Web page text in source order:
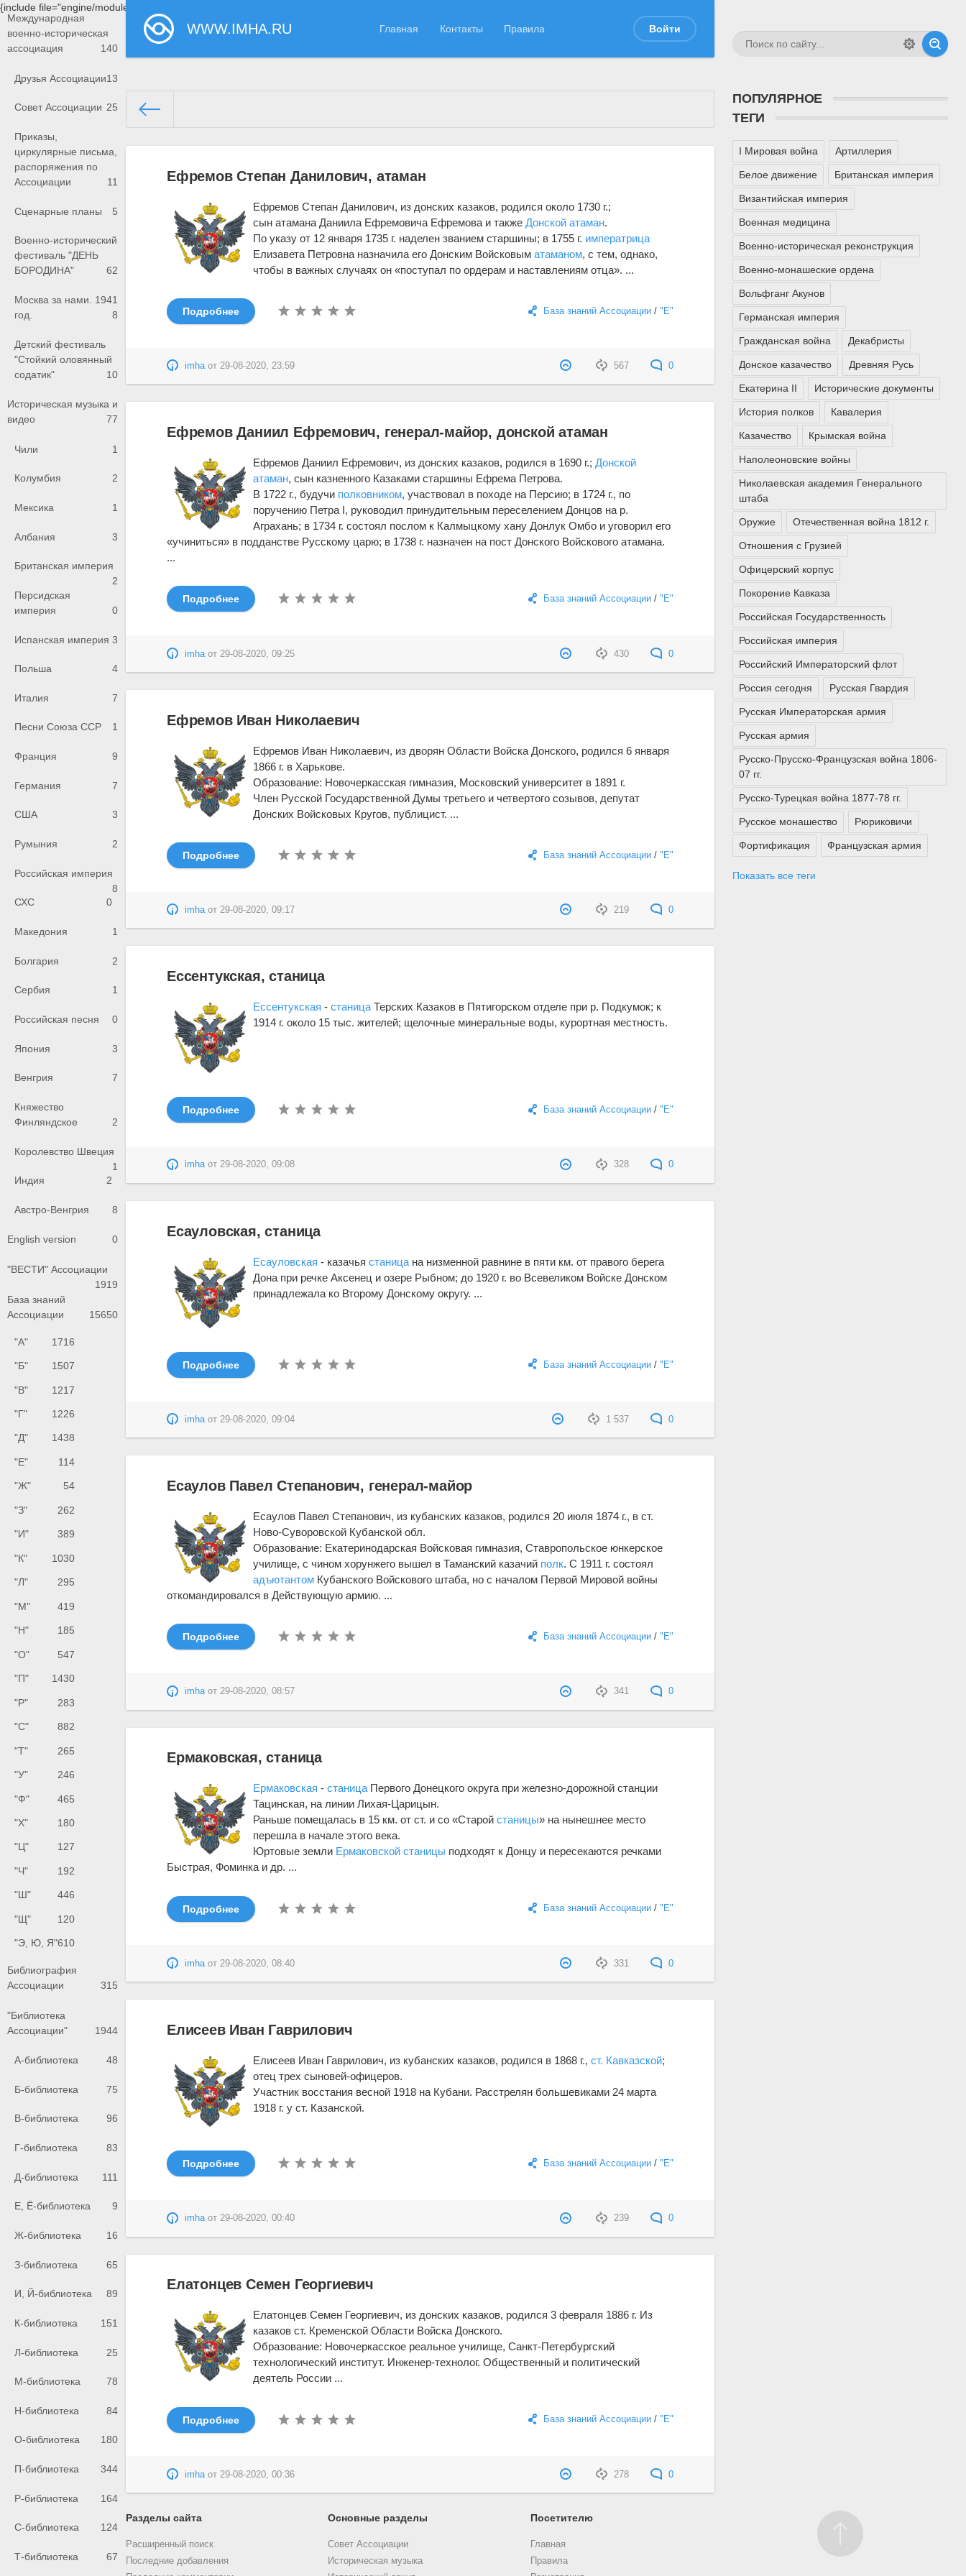
{include file="engine/modules/saperu/head.php"}
WWW.IMHA.RU Главная Контакты Правила Войти
Международная
военно-историческая
ассоциация
140
Друзья Ассоциации13
Совет Ассоциации 25
Приказы,
циркулярные письма,
распоряжения по
Ассоциации
11
Сценарные планы 5
Военно-исторический
фестиваль "ДЕНЬ
БОРОДИНА"
62
Москва за нами. 1941
год.
8
Детский фестиваль
"Стойкий оловянный
содатик"
10
Историческая музыка и
видео
77
Чили 1
Колумбия 2
Мексика 1
Албания 3
Британская империя
2
Персидская
империя
0
Испанская империя 3
Польша 4
Италия 7
Песни Союза ССР 1
Франция 9
Германия 7
США 3
Румыния 2
Российская империя
8
СХС
0
Македония 1
Болгария 2
Сербия 1
Российская песня 0
Япония 3
Венгрия 7
Княжество
Финляндское
2
Королевство Швеция
1
Индия
2
Австро-Венгрия 8
English version 0
"ВЕСТИ" Ассоциации
1919
База знаний
Ассоциации
15650
"А" 1716
"Б" 1507
"В" 1217
"Г" 1226
"Д" 1438
"Е" 114
"Ж" 54
"З" 262
"И" 389
"К" 1030
"Л" 295
"М" 419
"Н" 185
"О" 547
"П" 1430
"Р" 283
"С" 882
"Т" 265
"У" 246
"Ф" 465
"Х" 180
"Ц" 127
"Ч" 192
"Ш" 446
"Щ" 120
"Э, Ю, Я"610
Библиография
Ассоциации
315
"Библиотека
Ассоциации"
1944
А-библиотека 48
Б-библиотека 75
В-библиотека 96
Г-библиотека 83
Д-библиотека 111
Е, Ё-библиотека 9
Ж-библиотека 16
З-библиотека 65
И, Й-библиотека 89
К-библиотека 151
Л-библиотека 25
М-библиотека 78
Н-библиотека 84
О-библиотека 180
П-библиотека 344
Р-библиотека 164
С-библиотека 124
Т-библиотека 67
www.imha.ru/» Материалы за 29.08.2020
Ефремов Степан Данилович, атаман
Ефремов Степан Данилович, из донских казаков, родился около 1730 г.;
сын атамана Даниила Ефремовича Ефремова и такжеДонской атаман.
По указу от 12 января 1735 г. наделен званием старшины; в 1755 г. императрица
Елизавета Петровна назначила его Донским Войсковыматаманом, с тем, однако,
чтобы в важных случаях он «поступал по ордерам и наставлениям отца». ...
База знаний Ассоциации/ "Е"
Подробнее
567 0
imhaот29-08-2020, 23:59
Ефремов Даниил Ефремович, генерал-майор, донской атаман
Ефремов Даниил Ефремович, из донских казаков, родился в 1690 г.;Донской
атаман, сын казненного Казаками старшины Ефрема Петрова.
В 1722 г., будучи полковником, участвовал в походе на Персию; в 1724 г., по
поручению Петра I, руководил принудительным переселением Донцов на р.
Аграхань; в 1734 г. состоял послом к Калмыцкому хану Донлук Омбо и уговорил его
«учиниться» в подданстве Русскому царю; в 1738 г. назначен на пост Донского Войскового атамана.
...
База знаний Ассоциации/ "Е"
Подробнее
430 0
imha от 29-08-2020, 09:25
Ефремов Иван Николаевич
Ефремов Иван Николаевич, из дворян Области Войска Донского, родился 6 января
1866 г. в Харькове.
Образование: Новочеркасская гимназия, Московский университет в 1891 г.
Член Русской Государственной Думы третьего и четвертого созывов, депутат
Донских Войсковых Кругов, публицист. ...
База знаний Ассоциации/ "Е"
Подробнее
219 0
imhaот29-08-2020, 09:17
Ессентукская, станица
Ессентукская -станица Терских Казаков в Пятигорском отделе при р. Подкумок; к
1914 г. около 15 тыс. жителей; щелочные минеральные воды, курортная местность.
База знаний Ассоциации/ "Е"
Подробнее
328 0
imhaот29-08-2020, 09:08
Есауловская, станица
Есауловская - казачьястаница на низменной равнине в пяти км. от правого берега
Дона при речке Аксенец и озере Рыбном; до 1920 г. во Всевеликом Войске Донском
принадлежала ко Второму Донскому округу. ...
База знаний Ассоциации/ "Е"
Подробнее
1 537 0
imhaот29-08-2020, 09:04
Есаулов Павел Степанович, генерал-майор
Есаулов Павел Степанович, из кубанских казаков, родился 20 июля 1874 г., в ст.
Ново-Суворовской Кубанской обл.
Образование: Екатеринодарская Войсковая гимназия, Ставропольское юнкерское
училище, с чином хорунжего вышел в Таманский казачий полк. С 1911 г. состоял
адъютантом Кубанского Войскового штаба, но с началом Первой Мировой войны
откомандировался в Действующую армию. ...
База знаний Ассоциации/ "Е"
Подробнее
341 0
imhaот29-08-2020, 08:57
Ермаковская, станица
Ермаковская -станицаПервого Донецкого округа при железно-дорожной станции
Тацинская, на линии Лихая-Царицын.
Раньше помещалась в 15 км. от ст. и со «Старойстаницы» на нынешнее место
перешла в начале этого века.
Юртовые земли Ермаковской станицы подходят к Донцу и пересекаются речками
Быстрая, Фоминка и др. ...
База знаний Ассоциации/ "Е"
Подробнее
331 0
imha от 29-08-2020, 08:40
Елисеев Иван Гаврилович
Елисеев Иван Гаврилович, из кубанских казаков, родился в 1868 г.,ст. Кавказской;
отец трех сыновей-офицеров.
Участник восстания весной 1918 на Кубани. Расстрелян большевиками 24 марта
1918 г. у ст. Казанской.
База знаний Ассоциации/ "Е"
Подробнее
239 0
imhaот29-08-2020, 00:40
Елатонцев Семен Георгиевич
Елатонцев Семен Георгиевич, из донских казаков, родился 3 февраля 1886 г. Из
казаков ст. Кременской Области Войска Донского.
Образование: Новочеркасское реальное училище, Санкт-Петербургский
технологический институт. Инженер-технолог. Общественный и политический
деятель России ...
База знаний Ассоциации/ "Е"
Подробнее
278 0
imha от 29-08-2020, 00:36
ПОПУЛЯРНОЕ
ТЕГИ
I Мировая война Артиллерия
Белое движение Британская империя
Византийская империя
Военная медицина
Военно-историческая реконструкция
Военно-монашеские ордена
Вольфганг Акунов
Германская империя
Гражданская война Декабристы
Донское казачество Древняя Русь
Екатерина II Исторические документы
История полков Кавалерия
Казачество Крымская война
Наполеоновские войны
Николаевская академия Генерального
штаба
Оружие Отечественная война 1812 г.
Отношения с Грузией
Офицерский корпус
Покорение Кавказа
Российская Государственность
Российская империя
Российский Императорский флот
Россия сегодня Русская Гвардия
Русская Императорская армия
Русская армия
Русско-Прусско-Французская война 1806-
07 гг.
Русско-Турецкая война 1877-78 гг.
Русское монашество Рюриковичи
Фортификация Французская армия
Показать все теги
Разделы сайта
Расширенный поиск
Последние добавления
Основные разделы
Совет Ассоциации
Историческая музыка
Посетителю
Главная
Правила